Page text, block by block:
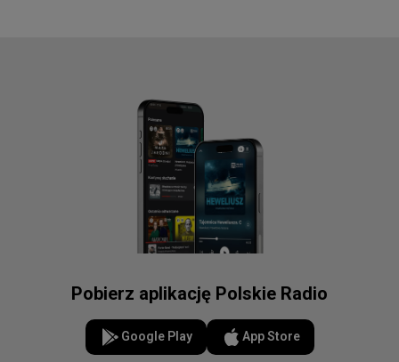
Pobierz aplikację Polskie Radio
Google Play App Store